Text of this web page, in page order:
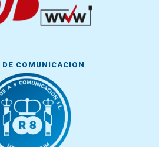
DE COMUNICACIÓN